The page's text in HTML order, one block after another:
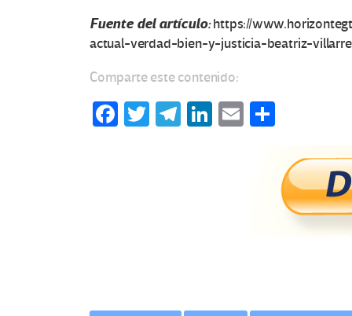
Fuente del artículo:https://
actual-verdad-bien-y-justicia-beatriz-
Comparte este contenido:
Fa T
Te Li
E
m
p
ar